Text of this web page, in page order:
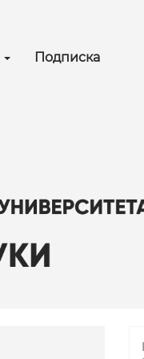
Подписка